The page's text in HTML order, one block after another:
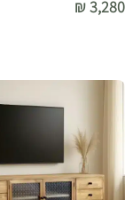
₪3,280